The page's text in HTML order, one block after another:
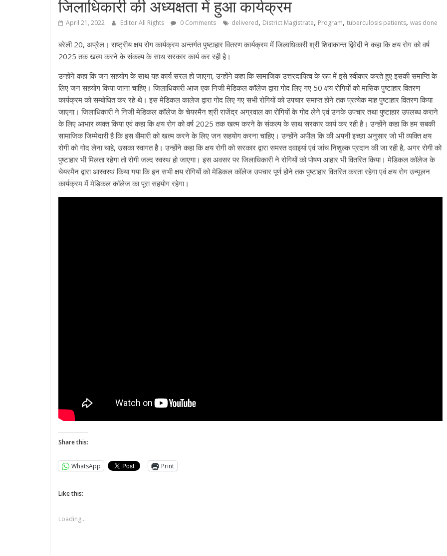
जिलाधिकारी की अध्यक्षता में हुआ कार्यक्रम
April 21, 2022 Editor All Rights 0 Comments delivered, District Magistrate, Program, tuberculosis patients, was done
बरेली 20, अप्रैल। राष्ट्रीय क्षय रोग कार्यक्रम अन्तर्गत पुष्टाहार वितरण कार्यक्रम में जिलाधिकारी श्री शिवाकान्त द्विवेदी ने कहा कि क्षय रोग को वर्ष
2025 तक खत्म करने के संकल्प के साथ सरकार कार्य कर रही है।
उन्होंने कहा कि जन सहयोग के साथ यह कार्य सरल हो जाएगा, उन्होंने कहा कि सामाजिक उत्तरदायित्व के रूप में इसे स्वीकार करते हुए इसकी समाप्ति के
लिए जन सहयोग किया जाना चाहिए। जिलाधिकारी आज एक निजी मेडिकल कॉलेज द्वारा गोद लिए गए 50 क्षय रोगियों को मासिक पुष्टाहार वितरण
कार्यक्रम को सम्बोधित कर रहे थे। इस मेडिकल कालेज द्वारा गोद लिए गए सभी रोगियों को उपचार समाप्त होने तक प्रत्येक माह पुष्टाहार वितरण किया
जाएगा। जिलाधिकारी ने निजी मेडिकल कॉलेज के चेयरमैन श्री राजेंद्र अग्रवाल का रोगियों के गोद लेने एवं उनके उपचार तथा पुष्टाहार उपलब्ध कराने
के लिए आभार व्यक्त किया एवं कहा कि क्षय रोग को वर्ष 2025 तक खत्म करने के संकल्प के साथ सरकार कार्य कर रही है। उन्होंने कहा कि हम सबकी
सामाजिक जिम्मेदारी है कि इस बीमारी को खत्म करने के लिए जन सहयोग करना चाहिए। उन्होंने अपील कि की अपनी इच्छा अनुसार जो भी व्यक्ति क्षय
रोगी को गोद लेना चाहे, उसका स्वागत हैै। उन्होंने कहा कि क्षय रोगी को सरकार द्वारा समस्त दवाइयां एवं जांच निशुल्क प्रदान की जा रही है, अगर रोगी को
पुष्टाहार भी मिलता रहेगा तो रोगी जल्द स्वस्थ हो जाएगा। इस अवसर पर जिलाधिकारी ने रोगियों को पोषण आहार भी वितरित किया। मेडिकल कॉलेज के
चेयरमैन द्वारा आस्वस्थ किया गया कि इन सभी क्षय रोगियों को मेडिकल कॉलेज उपचार पूर्ण होने तक पुष्टाहार वितरित करता रहेगा एवं क्षय रोग उन्मूलन
कार्यक्रम में मेडिकल कॉलेज का पूरा सहयोग रहेगा।
Share this:
WhatsApp Print
Like this:
Loading...